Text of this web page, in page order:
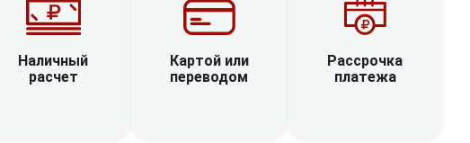
Наличный
расчет
Картой или
переводом
Рассрочка
платежа